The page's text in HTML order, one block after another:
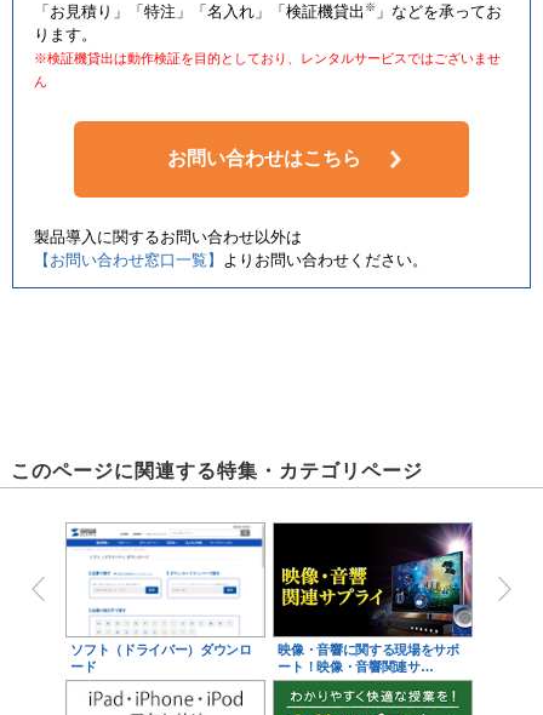
「お見積り」「特注」「名入れ」「検証機貸出 ※ 」などを承ってお
ります。
※検証機貸出は動作検証を目的としており、レンタルサービスではございませ
ん
お問い合わせはこちら
製品導入に関するお問い合わせ以外は
【お問い合わせ窓口一覧】 よりお問い合わせください。
このページに関連する特集・カテゴリページ
ソフト（ドライバー）ダウンロ
ード
映像・音響に関する現場をサポ
ート！映像・音響関連サ…